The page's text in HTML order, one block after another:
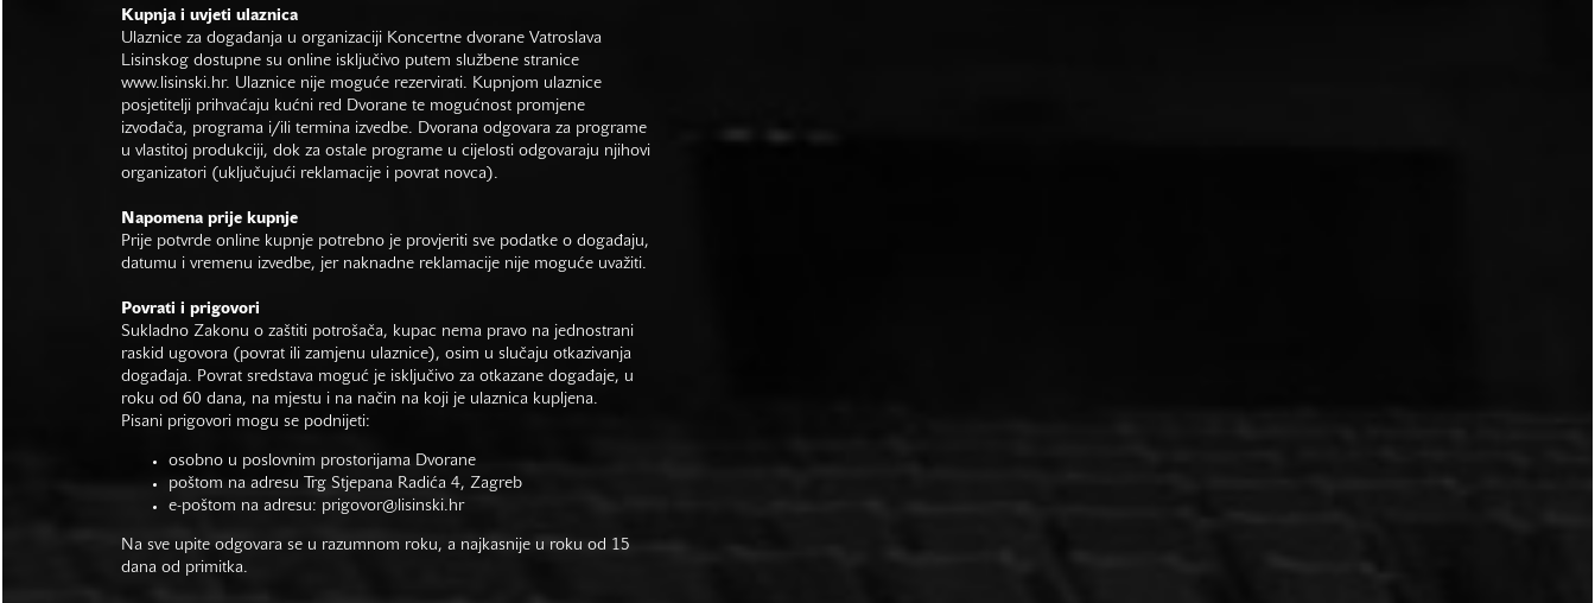
Kupnja i uvjeti ulaznica
Ulaznice za događanja u organizaciji Koncertne dvorane Vatroslava
Lisinskog dostupne su online isključivo putem službene stranice
www.lisinski.hr. Ulaznice nije moguće rezervirati. Kupnjom ulaznice
posjetitelji prihvaćaju kućni red Dvorane te mogućnost promjene
izvođača, programa i/ili termina izvedbe. Dvorana odgovara za programe
u vlastitoj produkciji, dok za ostale programe u cijelosti odgovaraju njihovi
organizatori (uključujući reklamacije i povrat novca).
Napomena prije kupnje
Prije potvrde online kupnje potrebno je provjeriti sve podatke o događaju,
datumu i vremenu izvedbe, jer naknadne reklamacije nije moguće uvažiti.
Povrati i prigovori
Sukladno Zakonu o zaštiti potrošača, kupac nema pravo na jednostrani
raskid ugovora (povrat ili zamjenu ulaznice), osim u slučaju otkazivanja
događaja. Povrat sredstava moguć je isključivo za otkazane događaje, u
roku od 60 dana, na mjestu i na način na koji je ulaznica kupljena.
Pisani prigovori mogu se podnijeti:
osobno u poslovnim prostorijama Dvorane
poštom na adresu Trg Stjepana Radića 4, Zagreb
e-poštom na adresu: prigovor@lisinski.hr
Na sve upite odgovara se u razumnom roku, a najkasnije u roku od 15
dana od primitka.